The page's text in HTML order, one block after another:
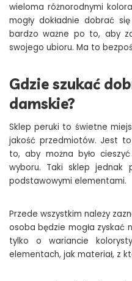
wieloma różnorodnymi
mogły dokładnie dobrać
bardzo ważne po to, aby
swojego ubioru. Ma to
Gdzie szukać
damskie?
Sklep peruki to świetne
jakość przedmiotów. Jest
to, aby można było
wyboru. Taki sklep jednak
podstawowymi elementami.
Przede wszystkim należy
osoba będzie mogła zyskać
tylko o wariancie
elementach, jak materiał, z